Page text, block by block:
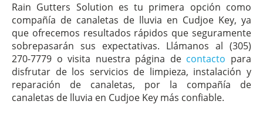
Rain Gutters Solution es tu primera opción como
compañía de canaletas de lluvia en Cudjoe Key, ya
que ofrecemos resultados rápidos que seguramente
sobrepasarán sus expectativas. Llámanos al (305)
270-7779 o visita nuestra página de contacto para
disfrutar de los servicios de limpieza, instalación y
reparación de canaletas, por la compañía de
canaletas de lluvia en Cudjoe Key más confiable.